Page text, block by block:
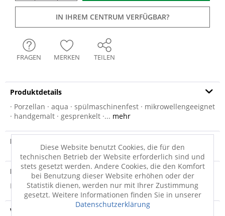
IN IHREM CENTRUM VERFÜGBAR?
FRAGEN MERKEN TEILEN
Produktdetails
· Porzellan · aqua · spülmaschinenfest · mikrowellengeeignet
· handgemalt · gesprenkelt ·... mehr
Produktvideo
Produktsicherheit
Produktsicherheit
Versandinfo
Diese Website benutzt Cookies, die für den
technischen Betrieb der Website erforderlich sind und
stets gesetzt werden. Andere Cookies, die den Komfort
bei Benutzung dieser Website erhöhen oder der
Statistik dienen, werden nur mit Ihrer Zustimmung
gesetzt. Weitere Informationen finden Sie in unserer
Datenschutzerklärung